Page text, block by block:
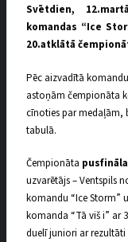
Svētdien,
komandas “Ice
20.atklātā
Pēc aizvadītā
astoņām čempionāta
cīnoties par medaļām,
tabulā.
Čempionāta
uzvarētājs – Ventspils
komandu “Ice Storm”
komanda “Tā viš i” ar
duelī juniori ar rezultāti